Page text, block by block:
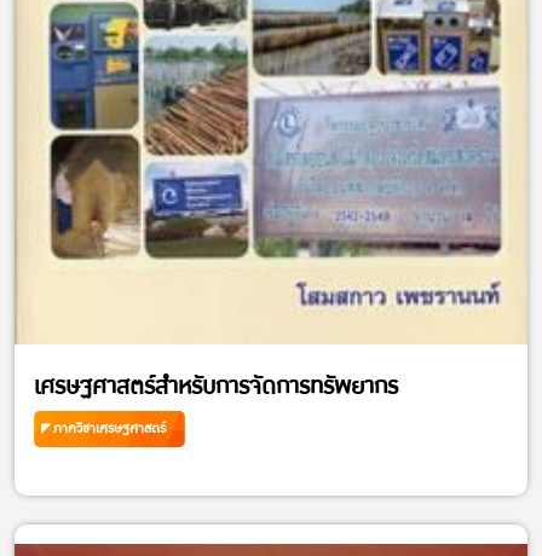
เศรษฐศาสตร์สำหรับการจัดการทรัพยากร
ภาควิชาเศรษฐศาสตร์